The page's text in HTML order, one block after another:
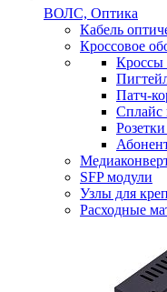
ВОЛС, Оптика
Кабель
Кроссовое
Кроссы
Патч-
Сплайс
SFP модули
Узлы для
Расходные